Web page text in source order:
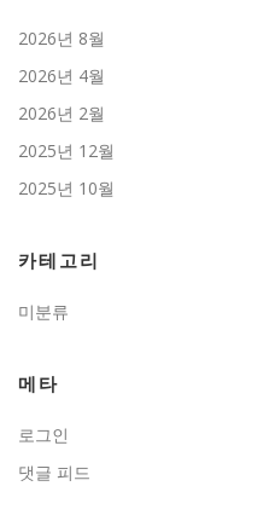
2026년 8월
2026년 4월
2026년 2월
2025년 12월
2025년 10월
카테고리
미분류
메타
로그인
댓글 피드